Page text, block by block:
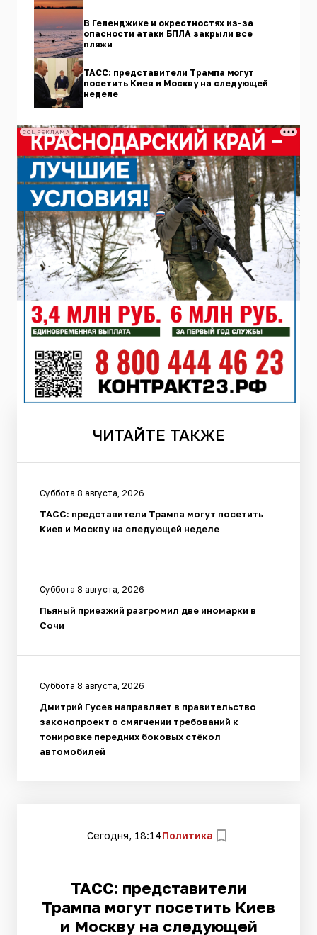
В Геленджике и окрестностях из-за
опасности атаки БПЛА закрыли все
пляжи
ТАСС: представители Трампа могут
посетить Киев и Москву на следующей
неделе
СОЦРЕКЛАМА
ЧИТАЙТЕ ТАКЖЕ
Суббота 8 августа, 2026
ТАСС: представители Трампа могут посетить
Киев и Москву на следующей неделе
Суббота 8 августа, 2026
Пьяный приезжий разгромил две иномарки в
Сочи
Суббота 8 августа, 2026
Дмитрий Гусев направляет в правительство
законопроект о смягчении требований к
тонировке передних боковых стёкол
автомобилей
Сегодня, 18:14Политика
ТАСС: представители
Трампа могут посетить Киев
и Москву на следующей